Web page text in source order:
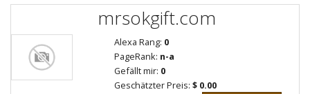
mrsokgift.com
Alexa Rang: 0
PageRank: n-a
Gefällt mir: 0
Geschätzter Preis: $ 0.00